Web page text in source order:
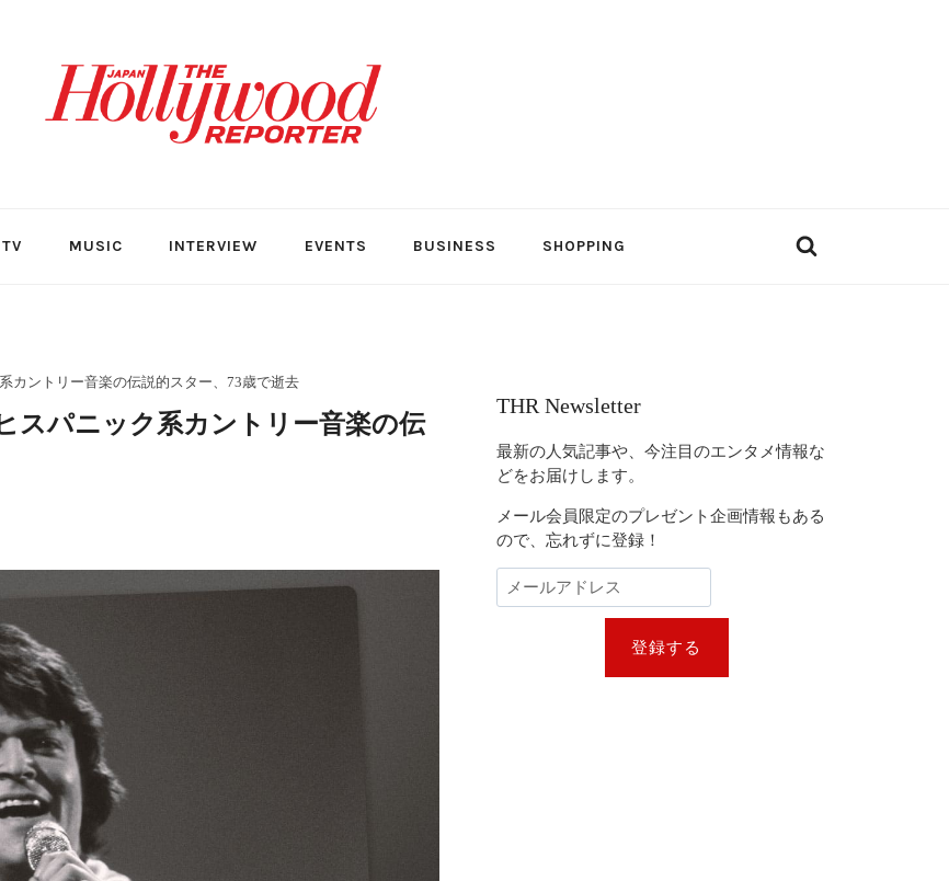
TV MUSIC INTERVIEW EVENTS BUSINESS SHOPPING
カントリー音楽の伝説的スター、73歳で逝去
スパニック系カントリー音楽の伝
THR Newsletter
最新の人気記事や、今注目のエンタメ情報な
どをお届けします。
メール会員限定のプレゼント企画情報もある
ので、忘れずに登録！
登録する